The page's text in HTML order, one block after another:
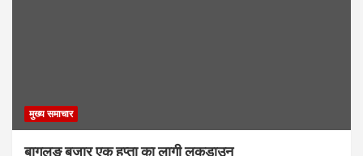
मुख्य समाचार
बागलुङ बजार एक हप्ता का लागी लकडाउन